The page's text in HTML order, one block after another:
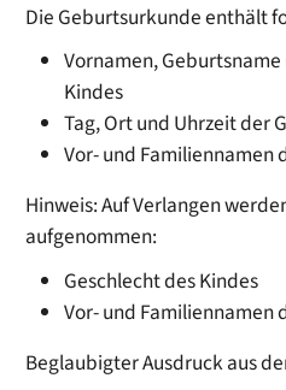
Die Geburtsurkunde enthält
Vornamen,
Kindes
Tag, Ort und Uhrzeit der
Vor- und Familiennamen
Hinweis: Auf Verlangen
aufgenommen:
Geschlecht des Kindes
Vor- und Familiennamen
Beglaubigter Ausdruck aus